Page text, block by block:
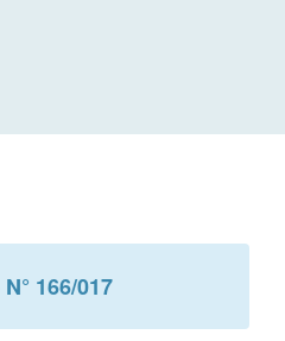
N° 166/017